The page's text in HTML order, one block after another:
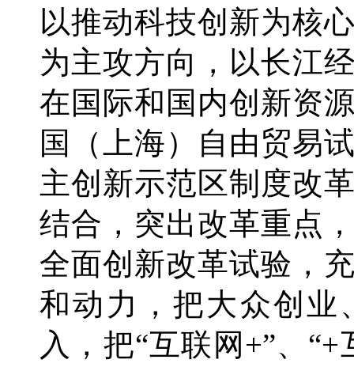
以推动科技创新为核
为主攻方向，以长江
在国际和国内创新资
国（上海）自由贸易
主创新示范区制度改
结合，突出改革重点
全面创新改革试验，
和动力，把大众创业
入，把“互联网+”、